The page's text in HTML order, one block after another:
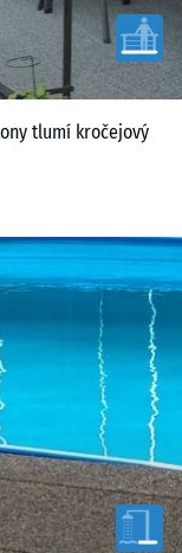
tlumí kročejový